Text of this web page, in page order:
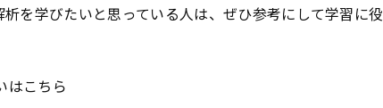
を学びたいと思っている人は、ぜひ参考にして学習に役
はこちら